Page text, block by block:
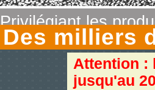
Privilégiant les
Des milliers
Attention :
jusqu'au